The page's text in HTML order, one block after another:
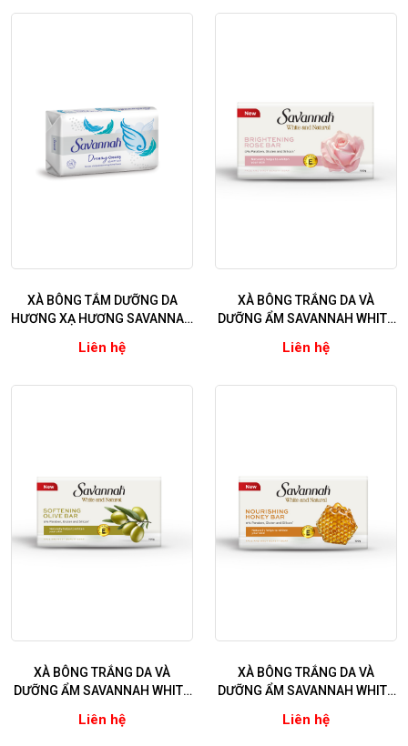
XÀ BÔNG TẮM DƯỠNG DA
HƯƠNG XẠ HƯƠNG SAVANNAH
Liên hệ
XÀ BÔNG TRẮNG DA VÀ
DƯỠNG ẨM SAVANNAH WHITE
Hoa Hồng)
Liên hệ
XÀ BÔNG TRẮNG DA VÀ
DƯỠNG ẨM SAVANNAH WHITE
Olive)
Liên hệ
XÀ BÔNG TRẮNG DA VÀ
DƯỠNG ẨM SAVANNAH WHITE
Mật Ong)
Liên hệ